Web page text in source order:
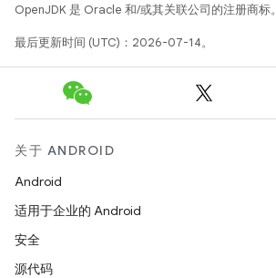
OpenJDK 是 Oracle 和/或其关联公司的注册商标。
最后更新时间 (UTC)：2026-07-14。
关于 ANDROID
Android
适用于企业的 Android
安全
源代码